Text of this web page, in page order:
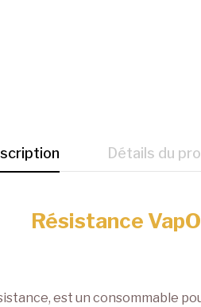
Détails du
Résistance
est un consommable